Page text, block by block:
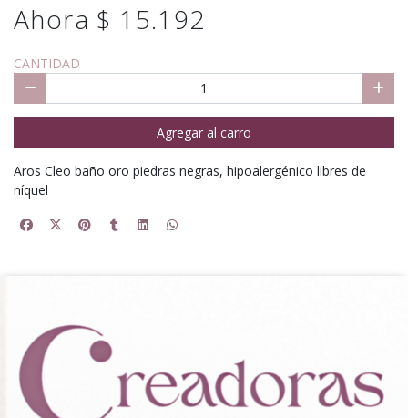
Ahora $ 15.192
CANTIDAD
Agregar al carro
Aros Cleo baño oro piedras negras, hipoalergénico libres de
níquel